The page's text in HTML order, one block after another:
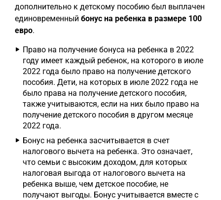
дополнительно к детскому пособию был выплачен
единовременный бонус на ребенка в размере 100
евро.
Право на получение бонуса на ребенка в 2022
году имеет каждый ребенок, на которого в июле
2022 года было право на получение детского
пособия. Дети, на которых в июле 2022 года не
было права на получение детского пособия,
также учитываются, если на них было право на
получение детского пособия в другом месяце
2022 года.
Бонус на ребенка засчитывается в счет
налогового вычета на ребенка. Это означает,
что семьи с высоким доходом, для которых
налоговая выгода от налогового вычета на
ребенка выше, чем детское пособие, не
получают выгоды. Бонус учитывается вместе с